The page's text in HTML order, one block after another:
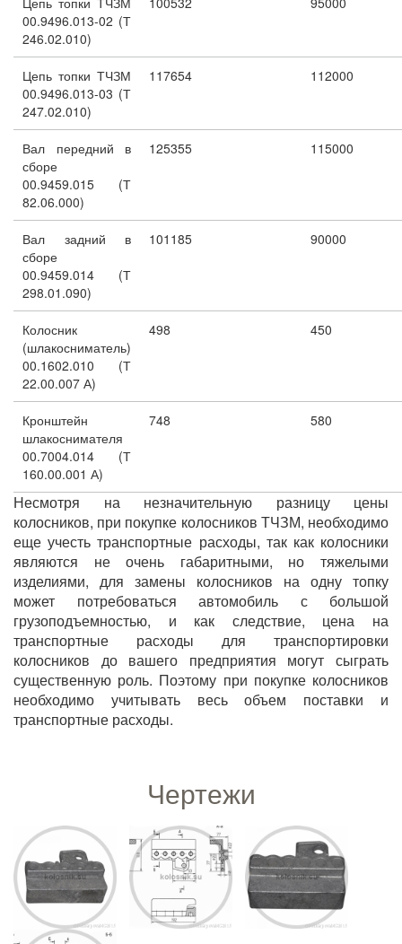
00.9496.013-02 (Т
246.02.010)
Цепь топки ТЧЗМ
00.9496.013-03 (Т
247.02.010)
117654 112000
Вал передний в
сборе
00.9459.015 (Т
82.06.000)
125355 115000
Вал задний в
сборе
00.9459.014 (Т
298.01.090)
101185 90000
Колосник
(шлакосниматель)
00.1602.010 (Т
22.00.007 А)
498 450
Кронштейн
шлакоснимателя
00.7004.014 (Т
160.00.001 А)
748 580
Несмотря на незначительную разницу цены
колосников, при покупке колосников ТЧЗМ, необходимо
еще учесть транспортные расходы, так как колосники
являются не очень габаритными, но тяжелыми
изделиями, для замены колосников на одну топку
может потребоваться автомобиль с большой
грузоподъемностью, и как следствие, цена на
транспортные расходы для транспортировки
колосников до вашего предприятия могут сыграть
существенную роль. Поэтому при покупке колосников
необходимо учитывать весь объем поставки и
транспортные расходы.
Чертежи